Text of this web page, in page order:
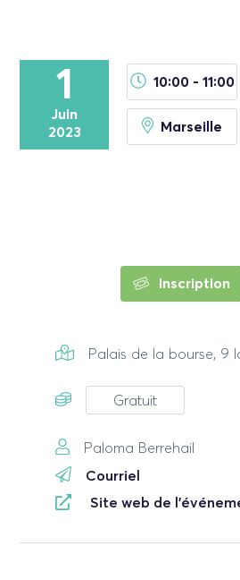
1
Juin
2023
10:00 - 11:00
Marseille
Inscription
Palais de la bourse, 9
Gratuit
Paloma Berrehail
Courriel
Site web de